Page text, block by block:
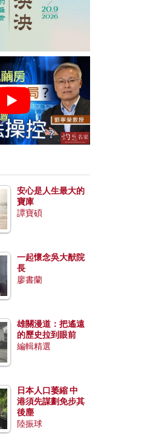
安心是人生最大的
寶庫
譚寶碩
一起懷念吳大猷院
長
廖書蘭
雄關漫道：把遙遠
的歷史拉到眼前
編輯精選
日本人口萎縮 中
港須先謀劃免步其
後塵
陸振球